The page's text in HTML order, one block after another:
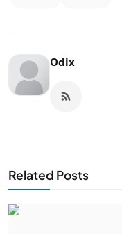
Odix
Related Posts